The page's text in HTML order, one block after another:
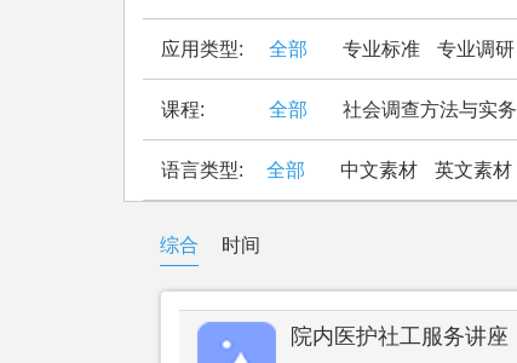
应用类型: 全部 专业标准 专业调研
课程: 全部 社会调查方法与实务
语言类型: 全部 中文素材 英文素材
综合 时间
院内医护社工服务讲座